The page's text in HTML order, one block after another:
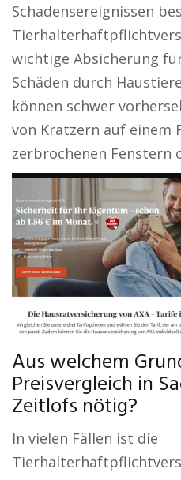
Schadensereignissen
wichtige Absicherung
Schäden durch
können schwer
von Kratzern auf einem
zerbrochenen Fenstern
Aus welchem
Preisvergleich in
Zeitlofs nötig?
In vielen Fällen ist die